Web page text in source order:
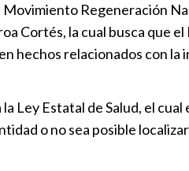
Movimiento Regeneración
Cortés, la cual busca
hechos relacionados con
Ley Estatal de Salud, el
o no sea posible